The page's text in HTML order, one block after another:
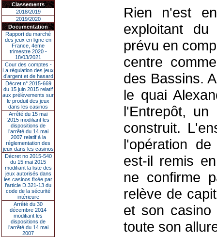
Classements
2018/2019
2019/2020
Documentation
Rapport du marché
des jeux en ligne en
France, 4eme
trimestre 2020 -
18/03/2021
Cour des comptes -
La régulation des jeux
d’argent et de hasard
Décret n° 2015-669
du 15 juin 2015 relatif
aux prélèvements sur
le produit des jeux
dans les casinos
Arrêté du 15 mai
2015 modifiant les
dispositions de
l’arrêté du 14 mai
2007 relatif à la
réglementation des
jeux dans les casinos
Décret no 2015-540
du 15 mai 2015
modifiant la liste des
jeux autorisés dans
les casinos fixée par
l’article D.321-13 du
code de la sécurité
intérieure
Arrêté du 30
décembre 2014
modifiant les
dispositions de
l’arrêté du 14 mai
2007
Rien n'est
exploitant
prévu en
centre
des Bassins.
le quai
l'Entrepôt,
construit.
l'opération
est-il remis
ne confirme
relève de
et son
toute son